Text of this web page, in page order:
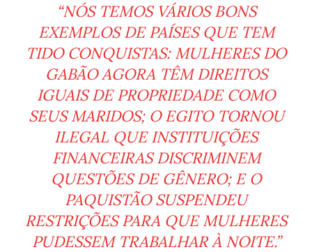
“NÓS TEMOS VÁRIOS BONS
EXEMPLOS DE PAÍSES QUE TEM
TIDO CONQUISTAS: MULHERES DO
GABÃO AGORA TÊM DIREITOS
IGUAIS DE PROPRIEDADE COMO
SEUS MARIDOS; O EGITO TORNOU
ILEGAL QUE INSTITUIÇÕES
FINANCEIRAS DISCRIMINEM
QUESTÕES DE GÊNERO; E O
PAQUISTÃO SUSPENDEU
RESTRIÇÕES PARA QUE MULHERES
PUDESSEM TRABALHAR À NOITE.”